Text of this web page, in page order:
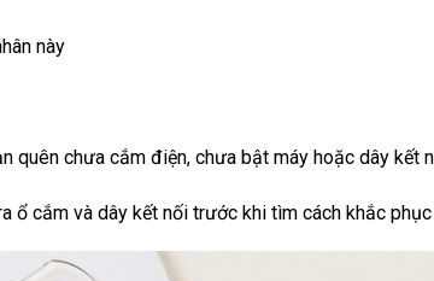
này
quên chưa cắm điện, chưa bật máy hoặc dây kết
ổ cắm và dây kết nối trước khi tìm cách khắc